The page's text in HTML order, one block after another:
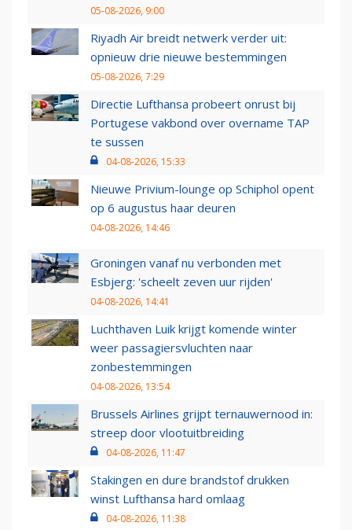
05-08-2026, 9:00
Riyadh Air breidt netwerk verder uit:
opnieuw drie nieuwe bestemmingen
05-08-2026, 7:29
Directie Lufthansa probeert onrust bij
Portugese vakbond over overname TAP
te sussen
04-08-2026, 15:33
Nieuwe Privium-lounge op Schiphol opent
op 6 augustus haar deuren
04-08-2026, 14:46
Groningen vanaf nu verbonden met
Esbjerg: 'scheelt zeven uur rijden'
04-08-2026, 14:41
Luchthaven Luik krijgt komende winter
weer passagiersvluchten naar
zonbestemmingen
04-08-2026, 13:54
Brussels Airlines grijpt ternauwernood in:
streep door vlootuitbreiding
04-08-2026, 11:47
Stakingen en dure brandstof drukken
winst Lufthansa hard omlaag
04-08-2026, 11:38